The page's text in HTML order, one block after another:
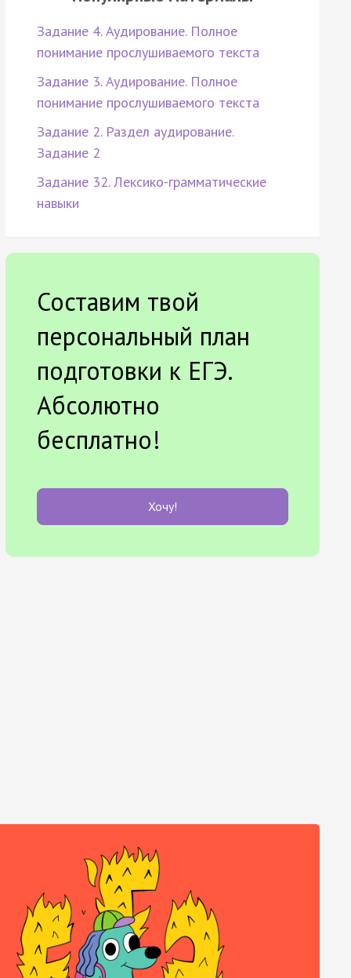
Задание 4. Аудирование. Полное
понимание прослушиваемого текста
Задание 3. Аудирование. Полное
понимание прослушиваемого текста
Задание 2. Раздел аудирование.
Задание 2
Задание 32. Лексико-грамматические
навыки
Составим твой
персональный план
подготовки к ЕГЭ.
Абсолютно
бесплатно!
Хочу!